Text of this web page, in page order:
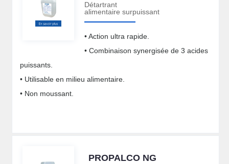
Détartrant
alimentaire surpuissant
• Action ultra rapide.
• Combinaison synergisée de 3 acides
puissants.
• Utilisable en milieu alimentaire.
• Non moussant.
PROPALCO NG